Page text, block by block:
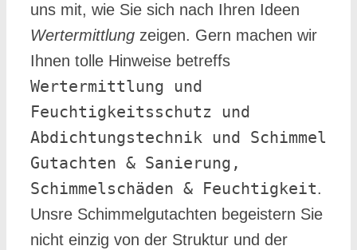
uns mit, wie Sie sich nach Ihren Ideen
Wertermittlung zeigen. Gern machen wir
Ihnen tolle Hinweise betreffs
Wertermittlung und
Feuchtigkeitsschutz und
Abdichtungstechnik und Schimmel
Gutachten & Sanierung,
Schimmelschäden & Feuchtigkeit.
Unsre Schimmelgutachten begeistern Sie
nicht einzig von der Struktur und der